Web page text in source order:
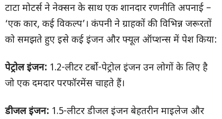
टाटा मोटर्स ने नेक्सन के साथ एक शानदार रणनीति अपनाई –
‘एक कार, कई विकल्प’। कंपनी ने ग्राहकों की विभिन्न जरूरतों
को समझते हुए इसे कई इंजन और फ्यूल ऑप्शन्स में पेश किया:
पेट्रोल इंजन: 1.2-लीटर टर्बो-पेट्रोल इंजन उन लोगों के लिए है
जो एक दमदार परफॉरमेंस चाहते हैं।
डीजल इंजन: 1.5-लीटर डीजल इंजन बेहतरीन माइलेज और